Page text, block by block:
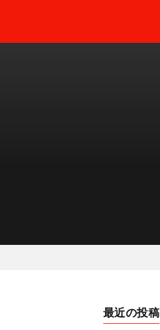
最近の投稿